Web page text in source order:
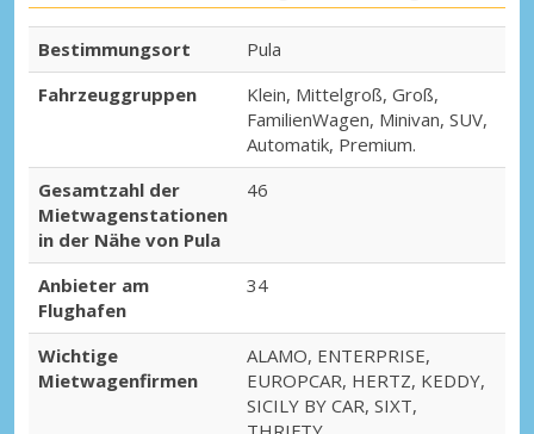
Bestimmungsort
Pula
Fahrzeuggruppen
Klein, Mittelgroß, Groß,
FamilienWagen, Minivan, SUV,
Automatik, Premium.
Gesamtzahl der
Mietwagenstationen
in der Nähe von Pula
46
Anbieter am
Flughafen
34
Wichtige
Mietwagenfirmen
ALAMO, ENTERPRISE,
EUROPCAR, HERTZ, KEDDY,
SICILY BY CAR, SIXT,